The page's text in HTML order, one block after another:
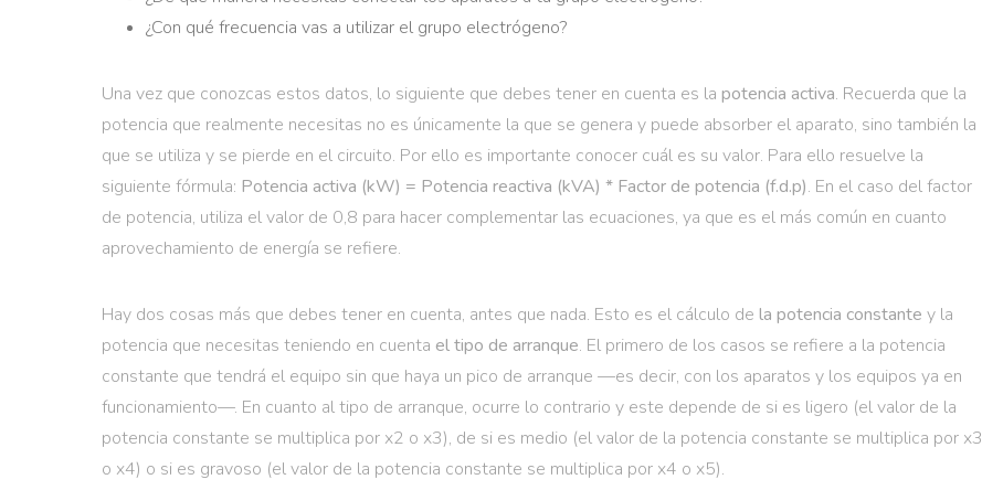
¿Con qué frecuencia vas a utilizar el grupo electrógeno?
Una vez que conozcas estos datos, lo siguiente que debes tener en cuenta es la potencia activa. Recuerda que la
potencia que realmente necesitas no es únicamente la que se genera y puede absorber el aparato, sino también la
que se utiliza y se pierde en el circuito. Por ello es importante conocer cuál es su valor. Para ello resuelve la
siguiente fórmula: Potencia activa (kW) = Potencia reactiva (kVA) * Factor de potencia (f.d.p). En el caso del factor
de potencia, utiliza el valor de 0,8 para hacer complementar las ecuaciones, ya que es el más común en cuanto
aprovechamiento de energía se refiere.
Hay dos cosas más que debes tener en cuenta, antes que nada. Esto es el cálculo de la potencia constante y la
potencia que necesitas teniendo en cuenta el tipo de arranque. El primero de los casos se refiere a la potencia
constante que tendrá el equipo sin que haya un pico de arranque —es decir, con los aparatos y los equipos ya en
funcionamiento—. En cuanto al tipo de arranque, ocurre lo contrario y este depende de si es ligero (el valor de la
potencia constante se multiplica por x2 o x3), de si es medio (el valor de la potencia constante se multiplica por x3
o x4) o si es gravoso (el valor de la potencia constante se multiplica por x4 o x5).